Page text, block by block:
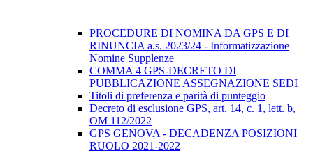
PROCEDURE DI NOMINA DA GPS E DI
RINUNCIA a.s. 2023/24 - Informatizzazione
Nomine Supplenze
COMMA 4 GPS-DECRETO DI
PUBBLICAZIONE ASSEGNAZIONE SEDI
Titoli di preferenza e parità di punteggio
Decreto di esclusione GPS, art. 14, c. 1, lett. b,
OM 112/2022
GPS GENOVA - DECADENZA POSIZIONI
RUOLO 2021-2022